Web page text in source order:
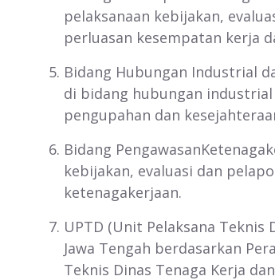
pelaksanaan kebijakan,
perluasan kesempatan kerja
Bidang Hubungan Industrial
di bidang hubungan
pengupahan dan
Bidang
kebijakan, evaluasi dan
ketenagakerjaan.
UPTD (Unit Pelaksana Teknis
Jawa Tengah berdasarkan
Teknis Dinas Tenaga Kerja